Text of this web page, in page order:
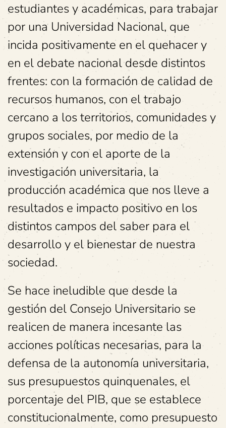
estudiantes y académicas, para trabajar
por una Universidad Nacional, que
incida positivamente en el quehacer y
en el debate nacional desde distintos
frentes: con la formación de calidad de
recursos humanos, con el trabajo
cercano a los territorios, comunidades y
grupos sociales, por medio de la
extensión y con el aporte de la
investigación universitaria, la
producción académica que nos lleve a
resultados e impacto positivo en los
distintos campos del saber para el
desarrollo y el bienestar de nuestra
sociedad.
Se hace ineludible que desde la
gestión del Consejo Universitario se
realicen de manera incesante las
acciones políticas necesarias, para la
defensa de la autonomía universitaria,
sus presupuestos quinquenales, el
porcentaje del PIB, que se establece
constitucionalmente, como presupuesto